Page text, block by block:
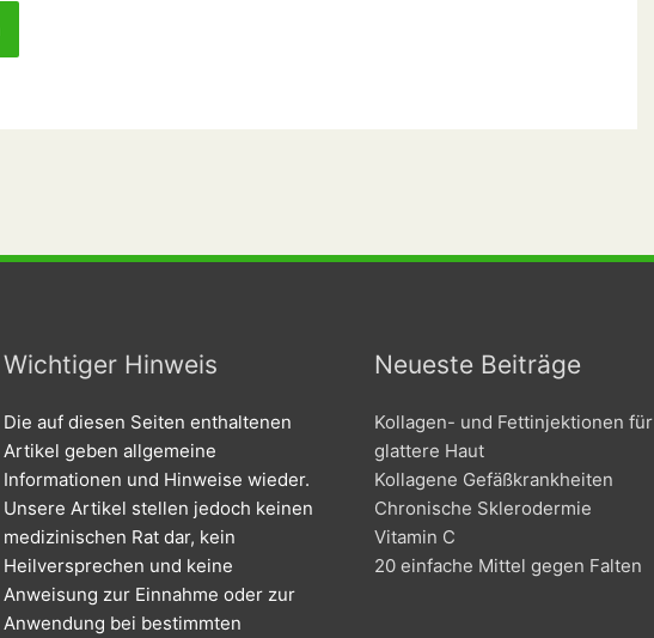
Wichtiger Hinweis
Die auf diesen Seiten enthaltenen
Artikel geben allgemeine
Informationen und Hinweise wieder.
Unsere Artikel stellen jedoch keinen
medizinischen Rat dar, kein
Heilversprechen und keine
Anweisung zur Einnahme oder zur
Anwendung bei bestimmten
Neueste Beiträge
Kollagen- und Fettinjektionen für
glattere Haut
Kollagene Gefäßkrankheiten
Chronische Sklerodermie
Vitamin C
20 einfache Mittel gegen Falten